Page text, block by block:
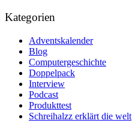
Kategorien
Adventskalender
Blog
Computergeschichte
Doppelpack
Interview
Podcast
Produkttest
Schreihalzz erklärt die welt